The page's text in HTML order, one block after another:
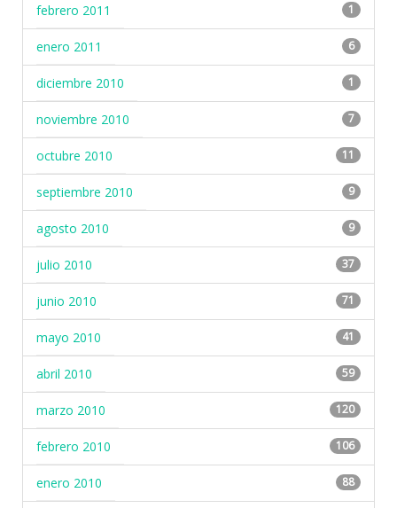
febrero 2011 1
enero 2011 6
diciembre 2010 1
noviembre 2010 7
octubre 2010 11
septiembre 2010 9
agosto 2010 9
julio 2010 37
junio 2010 71
mayo 2010 41
abril 2010 59
marzo 2010 120
febrero 2010 106
enero 2010 88